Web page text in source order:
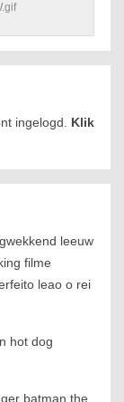
ingelogd. Klik